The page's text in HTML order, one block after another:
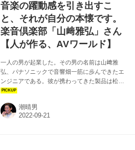
したオーディオ用除電ブラシです。伝統的な製
法で国内生産されるこのブラシは、アナログ・
レコード、CD、ブル...
音楽の躍動感を引き出すこ
と、それが自分の本懐です。
楽音倶楽部「山﨑雅弘」さん
【人が作る、AVワールド】
一人の男が起業した。その男の名前は山﨑雅
弘、パナソニックで音響畑一筋に歩んできたエ
ンジニアである。彼が携わってきた製品は松下
電器産業時代に手掛けたテクニクス・ブランド
DVDプレーヤーの銘機DVD-H1000、同
H2000、そしてパナソニックに社名が変わる前
潮晴男